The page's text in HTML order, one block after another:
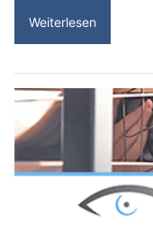
Weiterlesen